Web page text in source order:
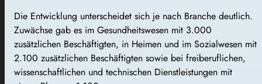
Die Entwicklung unterscheidet sich je nach Branche deutlich.
Zuwächse gab es im Gesundheitswesen mit 3.000
zusätzlichen Beschäftigten, in Heimen und im Sozialwesen mit
2.100 zusätzlichen Beschäftigten sowie bei freiberuflichen,
wissenschaftlichen und technischen Dienstleistungen mit